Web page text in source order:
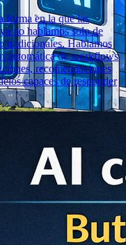
forma en la que las
no hablamos solo de
tradicionales. Hablamos
automática de workflows
recomendaciones
capaces de responder